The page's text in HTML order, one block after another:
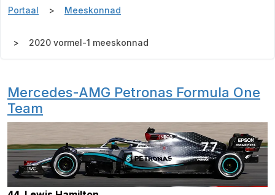
Portaal Meeskonnad
2020 vormel-1 meeskonnad
Mercedes-AMG Petronas Formula One
Team